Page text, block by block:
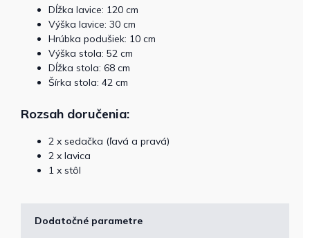
Dĺžka lavice: 120 cm
Výška lavice: 30 cm
Hrúbka podušiek: 10 cm
Výška stola: 52 cm
Dĺžka stola: 68 cm
Šírka stola: 42 cm
Rozsah doručenia:
2 x sedačka (ľavá a pravá)
2 x lavica
1 x stôl
Dodatočné parametre